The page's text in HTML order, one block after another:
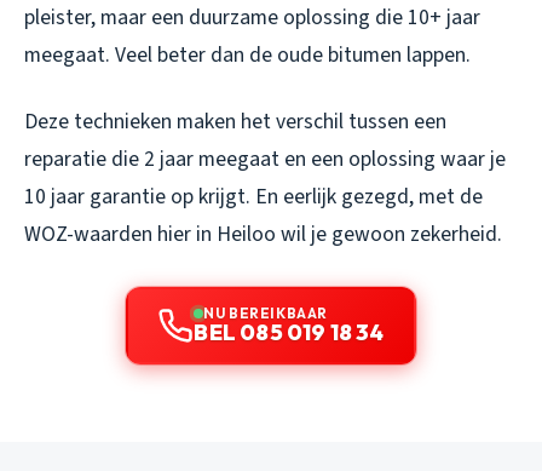
pleister, maar een duurzame oplossing die 10+ jaar
meegaat. Veel beter dan de oude bitumen lappen.
Deze technieken maken het verschil tussen een
reparatie die 2 jaar meegaat en een oplossing waar je
10 jaar garantie op krijgt. En eerlijk gezegd, met de
WOZ-waarden hier in Heiloo wil je gewoon zekerheid.
NU BEREIKBAAR
BEL 085 019 18 34